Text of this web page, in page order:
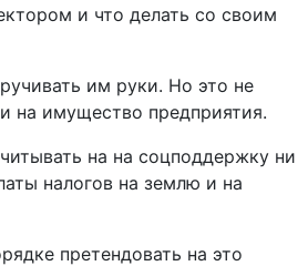
и что делать со своим
им руки. Но это не
на имущество предприятия.
на на соцподдержку ни
налогов на землю и на
претендовать на это